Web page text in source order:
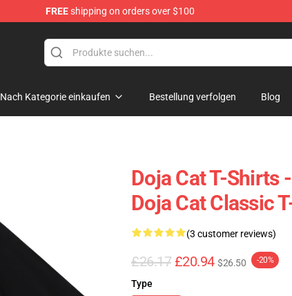
FREEshipping on orders over $100
Nach Kategorie einkaufen Bestellung verfolgen Blog
Doja Cat T-Shirts
Doja Cat Classic
(3 customer reviews)
£26.17 £20.94 $26.50 -20%
Type